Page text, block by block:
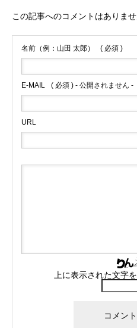
この記事へのコメントはありませ
名前（例：山田 太郎） ( 必須 )
E-MAIL ( 必須 ) - 公開されません -
URL
上に表示された文字